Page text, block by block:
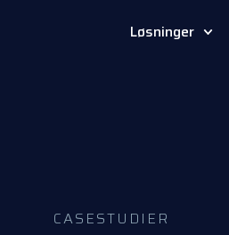
Løsninger
CASESTUDIER